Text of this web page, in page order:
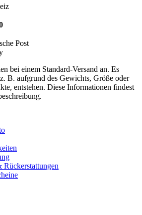
bei einem Standard-Versand an. Es
B. aufgrund des Gewichts, Größe oder
entstehen. Diese Informationen findest
Rückerstattungen